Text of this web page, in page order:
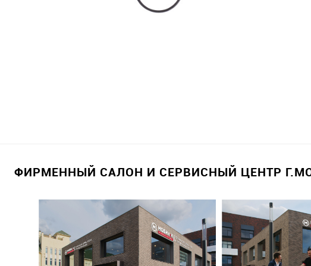
ФИРМЕННЫЙ САЛОН И СЕРВИСНЫЙ ЦЕНТР